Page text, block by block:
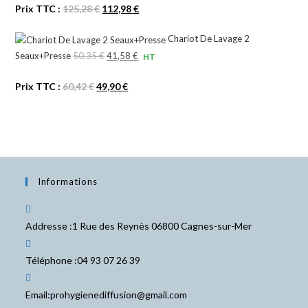
94,15 €.
Prix TTC :125,28€ Le
initial
était :
112,98€Le
actuel
est :
Chariot De Lavage 2
Seaux+Presse 50,35€Le
initial
41,58€LeHT
Prix TTC :60,42€Le
60,42 €.
49,90€Le
49,90 €.
Informations
Addresse :1 Rue des Reynès 06800 Cagnes-sur-Mer
Téléphone :04 93 07 26 39
Email:prohygienediffusion@gmail.com